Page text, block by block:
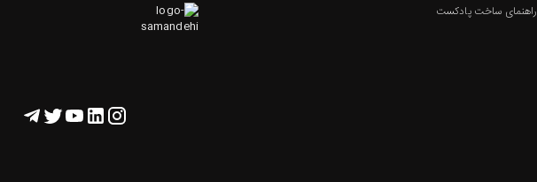
راهنمای ساخت پادکست